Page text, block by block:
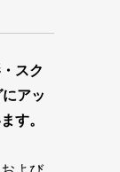
スク
アッ
す。